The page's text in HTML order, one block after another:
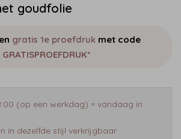
goudfolie
gratis 1e proefdruk met code
GRATISPROEFDRUK*
(op een werkdag) = vandaag in
in dezelfde stijl verkrijgbaar